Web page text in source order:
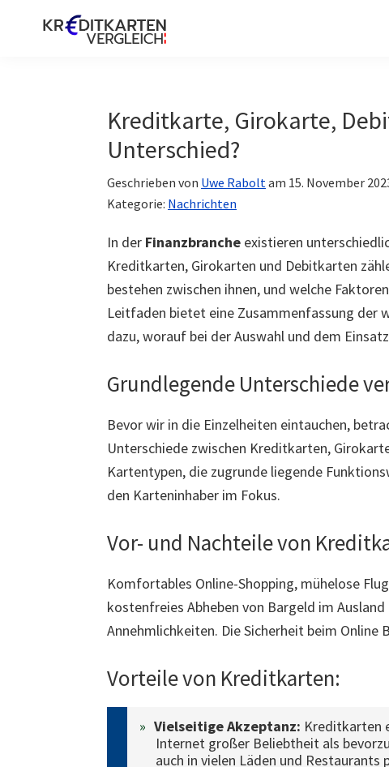
Hauptnavigation
Seitenspalte
Kreditkarte, Girokarte,
Unterschied?
Geschrieben von Uwe Raboltam 15. November
Kategorie: Nachrichten
In der Finanzbranche existieren
Kreditkarten, Girokarten und Debitkarten
bestehen zwischen ihnen, und welche
Leitfaden bietet eine Zusammenfassung der
dazu, worauf bei der Auswahl und dem
Grundlegende Unterschiede
Bevor wir in die Einzelheiten eintauchen,
Unterschiede zwischen Kreditkarten,
Kartentypen, die zugrunde liegende
den Karteninhaber im Fokus.
Vor- und Nachteile von
Komfortables Online-Shopping, mühelose
kostenfreies Abheben von Bargeld im
Annehmlichkeiten. Die Sicherheit beim
Vorteile von Kreditkarten:
Vielseitige Akzeptanz: Kreditkarten
Internet großer Beliebtheit als
auch in vielen Läden und